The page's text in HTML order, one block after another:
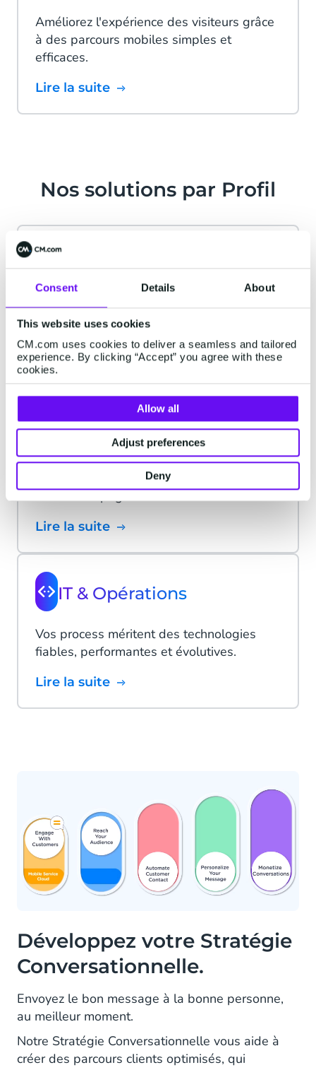
Consent Details About
This website uses cookies
CM.com uses cookies to deliver a seamless and tailored
experience. By clicking “Accept” you agree with these
cookies.
Allow all
Adjust preferences
Deny
Améliorez l'expérience des visiteurs grâce
à des parcours mobiles simples et
efficaces.
Lire la suite
Nos solutions par Profil
Service Client
La satisfaction et l'engagement client sont
vos priorités. Proposez une expérience
client unique.
Lire la suite
Marketing & Ventes
La personnalisation est la clé du succès
de vos campagnes omnicanales.
Lire la suite
IT & Opérations
Vos process méritent des technologies
fiables, performantes et évolutives.
Lire la suite
Développez votre Stratégie
Conversationnelle.
Envoyez le bon message à la bonne personne,
au meilleur moment.
Notre Stratégie Conversationnelle vous aide à
créer des parcours clients optimisés, qui